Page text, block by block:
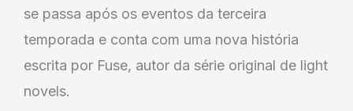
se passa após os eventos da terceira
temporada e conta com uma nova história
escrita por Fuse, autor da série original de light
novels.